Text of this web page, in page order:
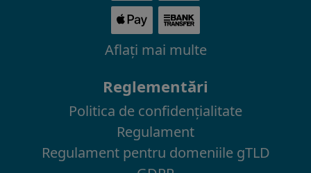
Aflaţi mai multe
Reglementări
Politica de confidenţialitate
Regulament
Regulament pentru domeniile gTLD